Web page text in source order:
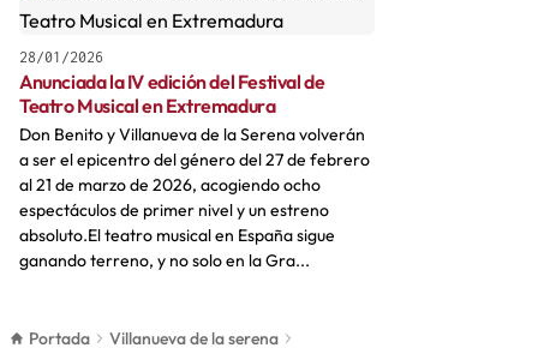
28/01/2026
Anunciada la IV edición del Festival de
Teatro Musical en Extremadura
Don Benito y Villanueva de la Serena volverán
a ser el epicentro del género del 27 de febrero
al 21 de marzo de 2026, acogiendo ocho
espectáculos de primer nivel y un estreno
absoluto.​El teatro musical en España sigue
ganando terreno, y no solo en la Gra...
Portada Villanueva de la serena